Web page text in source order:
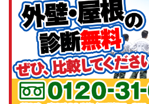
います。塗装技術の高さと丁寧
としても安心して商品をお届け
線でのご提案や、施工後のフォ
信頼できるパートナー様です。
ックペイントの製品をどうぞよ
す。